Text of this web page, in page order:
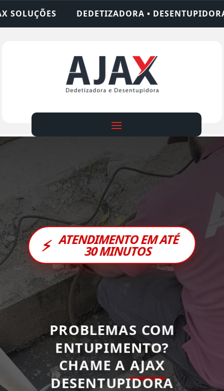
• DESENTUPIDORA • LIMPEZA DE FOSSA
⚡ ATENDIMENTO EM ATÉ
30 MINUTOS
PROBLEMAS COM
ENTUPIMENTO?
CHAME A AJAX
DESENTUPIDORA